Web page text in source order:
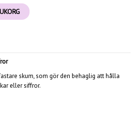
skum, som gör den behaglig att hålla
eller siffror.